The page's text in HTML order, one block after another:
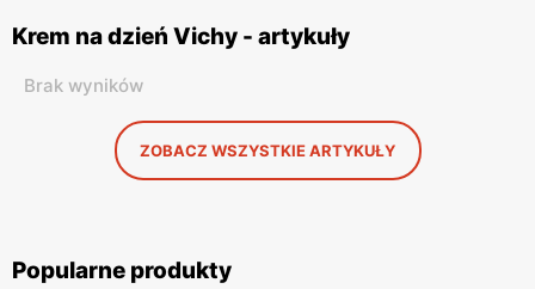
Krem na dzień Vichy - artykuły
Brak wyników
ZOBACZ WSZYSTKIE ARTYKUŁY
Popularne produkty